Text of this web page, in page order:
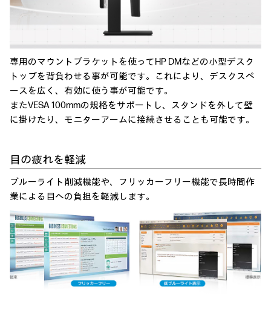
専用のマウントブラケットを使ってHP DMなどの小型デスク
トップを背負わせる事が可能です。これにより、デスクスペ
ースを広く、有効に使う事が可能です。
またVESA 100mmの規格をサポートし、スタンドを外して壁
に掛けたり、モニターアームに接続させることも可能です。
目の疲れを軽減
ブルーライト削減機能や、フリッカーフリー機能で長時間作
業による目への負担を軽減します。